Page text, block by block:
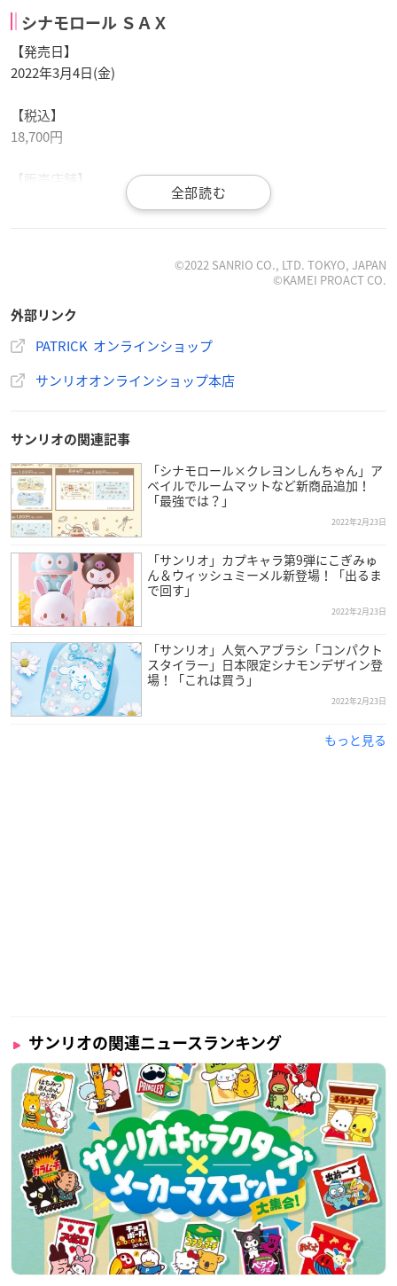
シナモロール ＳＡＸ
【発売日】
2022年3月4日(金)
【税込】
18,700円
【販売店舗】
PATRICK直営店 なんば店、池袋店・公式オンラインショップ・
※1 店舗によっては、取扱いのないシューズサイズもございま
「シナモロール×PATRICK」コラボ商品
【発売日】
【種類】
5種類
【販売店舗】
一部サンリオショップ、サンリオオンラインショップ 1
（※1）サンリオオンラインショップでは「シナモロール×パ
トリックコラボ ぬいぐるみ」と「シナモロール×パトリックコ
ラボアクリルキーリング」のみの取扱いとなります。
©2022 SANRIO CO., LTD. TOKYO, JAPAN
©KAMEI PROACT CO.
外部リンク
PATRICK オンラインショップ
サンリオオンラインショップ本店
サンリオの関連記事
「シナモロール×クレヨンしんちゃん」ア
ベイルでルームマットなど新商品追加！
「最強では？」
2022年2月23日
「サンリオ」カプキャラ第9弾にこぎみゅ
ん＆ウィッシュミーメル新登場！「出るま
で回す」
2022年2月23日
「サンリオ」人気ヘアブラシ「コンパクト
スタイラー」日本限定シナモンデザイン登
場！「これは買う」
2022年2月23日
もっと見る
サンリオの関連ニュースランキング